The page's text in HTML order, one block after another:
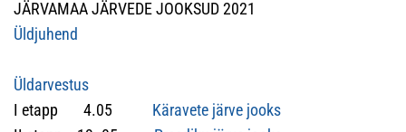
JÄRVAMAA JÄRVEDE JOOKSUD 2021
Üldjuhend
Üldarvestus
I etapp 4.05 Käravete järve jooks